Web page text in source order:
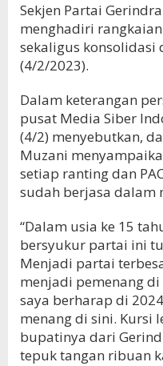
Sekjen Partai
menghadiri
sekaligus konsolidasi
(4/2/2023).
Dalam keterangan
pusat Media Siber
(4/2) menyebutkan,
Muzani
setiap ranting dan
sudah berjasa dalam
“Dalam usia ke 15
bersyukur partai ini
Menjadi partai
menjadi pemenang
saya berharap di
menang di sini. Kursi
bupatinya dari
tepuk tangan ribuan